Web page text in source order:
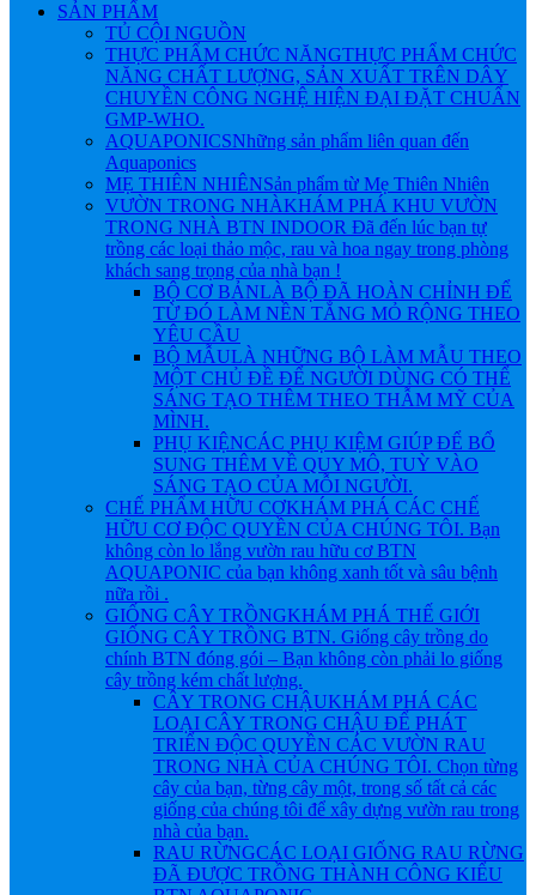
SẢN PHẨM
TỦ CỘI NGUỒN
THỰC PHẨM CHỨC NĂNGTHỰC PHẨM CHỨC
NĂNG CHẤT LƯỢNG, SẢN XUẤT TRÊN DÂY
CHUYỀN CÔNG NGHỆ HIỆN ĐẠI ĐẶT CHUẨN
GMP-WHO.
AQUAPONICSNhững sản phẩm liên quan đến
Aquaponics
MẸ THIÊN NHIÊNSản phẩm từ Mẹ Thiên Nhiên
VƯỜN TRONG NHÀKHÁM PHÁ KHU VƯỜN
TRONG NHÀ BTN INDOOR Đã đến lúc bạn tự
trồng các loại thảo mộc, rau và hoa ngay trong phòng
khách sang trọng của nhà bạn !
BỘ CƠ BẢNLÀ BỘ ĐÃ HOÀN CHỈNH ĐỂ
TỪ ĐÓ LÀM NỀN TẲNG MỎ RỘNG THEO
YÊU CẦU
BỘ MẪULÀ NHỮNG BỘ LÀM MẪU THEO
MỘT CHỦ ĐỀ ĐỂ NGƯỜI DÙNG CÓ THỂ
SÁNG TẠO THÊM THEO THẪM MỸ CỦA
MÌNH.
PHỤ KIỆNCÁC PHỤ KIỆM GIÚP ĐỂ BỔ
SUNG THÊM VỀ QUY MÔ, TUỲ VÀO
SÁNG TẠO CỦA MỖI NGƯỜI.
CHẾ PHẨM HỮU CƠKHÁM PHÁ CÁC CHẾ
HỮU CƠ ĐỘC QUYỀN CỦA CHÚNG TÔI. Bạn
không còn lo lắng vườn rau hữu cơ BTN
AQUAPONIC của bạn không xanh tốt và sâu bệnh
nữa rồi .
GIỐNG CÂY TRỒNGKHÁM PHÁ THẾ GIỚI
GIỐNG CÂY TRỒNG BTN. Giống cây trồng do
chính BTN đóng gói – Bạn không còn phải lo giống
cây trồng kém chất lượng.
CÂY TRONG CHẬUKHÁM PHÁ CÁC
LOẠI CÂY TRONG CHẬU ĐỂ PHÁT
TRIỂN ĐỘC QUYỀN CÁC VƯỜN RAU
TRONG NHÀ CỦA CHÚNG TÔI. Chọn từng
cây của bạn, từng cây một, trong số tất cả các
giống của chúng tôi để xây dựng vườn rau trong
nhà của bạn.
RAU RỪNGCÁC LOẠI GIỐNG RAU RỪNG
ĐÃ ĐƯỢC TRỒNG THÀNH CÔNG KIỂU